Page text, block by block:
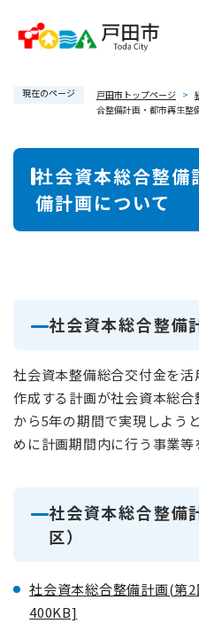
現在のページ 戸田市トップページ >
合整備計画・都市再生整
本
社会資本総合整備
備計画について
社会資本総合整備
社会資本整備総合交付金を
作成する計画が社会資本総
から5年の期間で実現しよう
めに計画期間内に行う事業等
社会資本総合整備
区）
社会資本総合整備計画(第
400KB]